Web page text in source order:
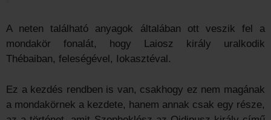
A neten található anyagok általában ott veszik fel a
mondakör fonalát, hogy Laiosz király uralkodik
Thébaiban, feleségével, Iokasztéval.
Ez a kezdés rendben is van, csakhogy ez nem magának
a mondakörnek a kezdete, hanem annak csak egy része,